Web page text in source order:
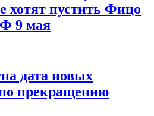
хотят пустить Фицо
9 мая
дата новых
по прекращению